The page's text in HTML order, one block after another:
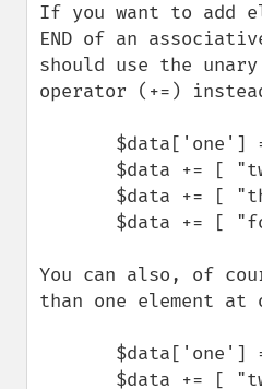
If you want to add
END of an
should use the
operator (+=)
You can also, of
than one element at